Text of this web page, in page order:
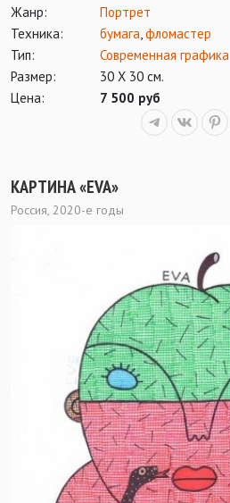
Жанр:
Портрет
Техника:
бумага,фломастер
Тип:
Современная графика
Размер:
30 X 30 см.
Цена:
7 500 руб
КАРТИНА «EVA»
Россия, 2020-е годы